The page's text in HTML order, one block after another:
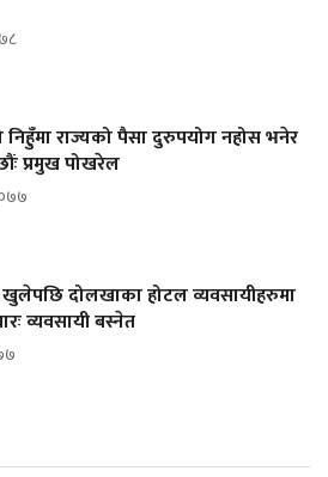
निहुँमा राज्यको पैसा दुरुपयोग नहोस भनेर
प्रमुख पोखरेल
खुलेपछि दोलखाका होटल व्यवसायीहरुमा
व्यवसायी बस्नेत